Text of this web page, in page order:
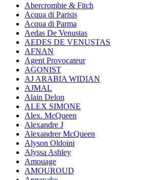
Abercrombie & Fitch
Acqua di Parisis
Acqua di Parma
Aedas De Venustas
AEDES DE VENUSTAS
AFNAN
Agent Provocateur
AGONIST
AJ ARABIA WIDIAN
AJMAL
Alain Delon
ALEX SIMONE
Alex. McQueen
Alexandre J
Alexandrer McQueen
Alyson Oldoini
Alyssa Ashley
Amouage
AMOUROUD